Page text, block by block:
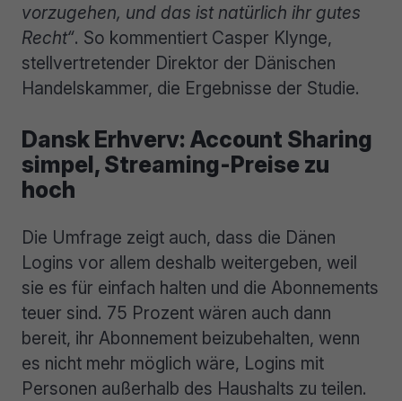
vorzugehen, und das ist natürlich ihr gutes
Recht“. So kommentiert Casper Klynge,
stellvertretender Direktor der Dänischen
Handelskammer, die Ergebnisse der Studie.
Dansk Erhverv: Account Sharing
simpel, Streaming-Preise zu
hoch
Die Umfrage zeigt auch, dass die Dänen
Logins vor allem deshalb weitergeben, weil
sie es für einfach halten und die Abonnements
teuer sind. 75 Prozent wären auch dann
bereit, ihr Abonnement beizubehalten, wenn
es nicht mehr möglich wäre, Logins mit
Personen außerhalb des Haushalts zu teilen.